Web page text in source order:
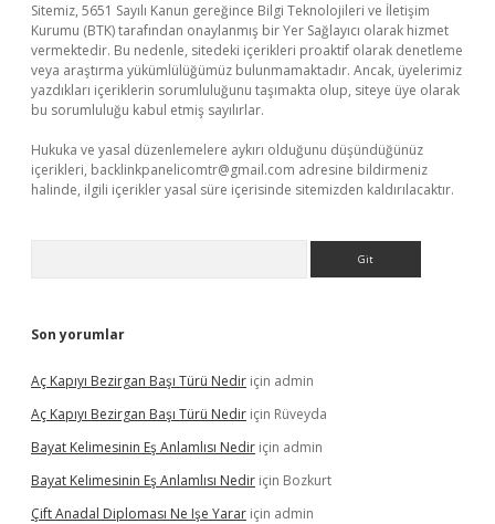
Sitemiz, 5651 Sayılı Kanun gereğince Bilgi Teknolojileri ve İletişim
Kurumu (BTK) tarafından onaylanmış bir Yer Sağlayıcı olarak hizmet
vermektedir. Bu nedenle, sitedeki içerikleri proaktif olarak denetleme
veya araştırma yükümlülüğümüz bulunmamaktadır. Ancak, üyelerimiz
yazdıkları içeriklerin sorumluluğunu taşımakta olup, siteye üye olarak
bu sorumluluğu kabul etmiş sayılırlar.
Hukuka ve yasal düzenlemelere aykırı olduğunu düşündüğünüz
içerikleri, backlinkpanelicomtr@gmail.com adresine bildirmeniz
halinde, ilgili içerikler yasal süre içerisinde sitemizden kaldırılacaktır.
Son yorumlar
Aç Kapıyı Bezirgan Başı Türü Nedir için admin
Aç Kapıyı Bezirgan Başı Türü Nedir için Rüveyda
Bayat Kelimesinin Eş Anlamlısı Nedir için admin
Bayat Kelimesinin Eş Anlamlısı Nedir için Bozkurt
Çift Anadal Diploması Ne Işe Yarar için admin